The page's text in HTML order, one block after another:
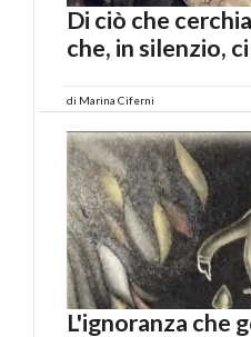
Di ciò che
che, in silenzio,
di Marina Ciferni
L'ignoranza che